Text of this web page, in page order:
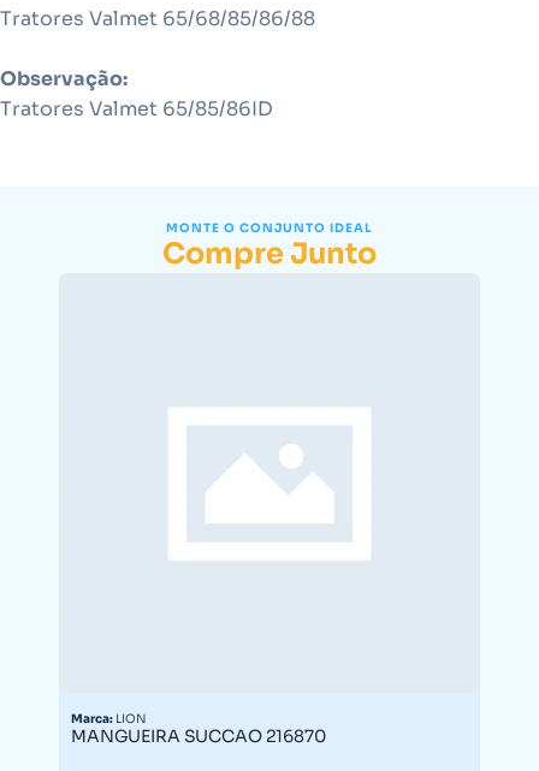
Tratores Valmet 65/68/85/86/88
Observação:
Tratores Valmet 65/85/86ID
MONTE O CONJUNTO IDEAL
Compre Junto
Marca: LION
MANGUEIRA SUCCAO 216870